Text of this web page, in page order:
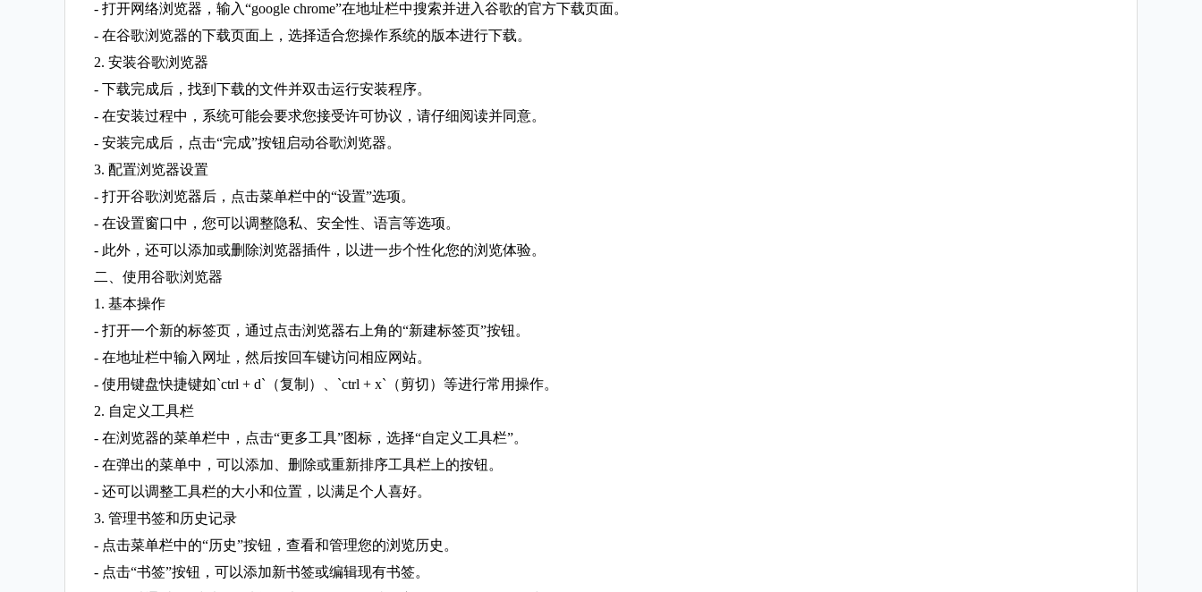
- 打开网络浏览器，输入“google chrome”在地址栏中搜索并进入谷歌的官方下载页面。
- 在谷歌浏览器的下载页面上，选择适合您操作系统的版本进行下载。
2. 安装谷歌浏览器
- 下载完成后，找到下载的文件并双击运行安装程序。
- 在安装过程中，系统可能会要求您接受许可协议，请仔细阅读并同意。
- 安装完成后，点击“完成”按钮启动谷歌浏览器。
3. 配置浏览器设置
- 打开谷歌浏览器后，点击菜单栏中的“设置”选项。
- 在设置窗口中，您可以调整隐私、安全性、语言等选项。
- 此外，还可以添加或删除浏览器插件，以进一步个性化您的浏览体验。
二、使用谷歌浏览器
1. 基本操作
- 打开一个新的标签页，通过点击浏览器右上角的“新建标签页”按钮。
- 在地址栏中输入网址，然后按回车键访问相应网站。
- 使用键盘快捷键如`ctrl + d`（复制）、`ctrl + x`（剪切）等进行常用操作。
2. 自定义工具栏
- 在浏览器的菜单栏中，点击“更多工具”图标，选择“自定义工具栏”。
- 在弹出的菜单中，可以添加、删除或重新排序工具栏上的按钮。
- 还可以调整工具栏的大小和位置，以满足个人喜好。
3. 管理书签和历史记录
- 点击菜单栏中的“历史”按钮，查看和管理您的浏览历史。
- 点击“书签”按钮，可以添加新书签或编辑现有书签。